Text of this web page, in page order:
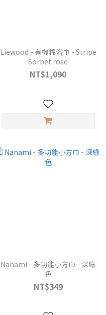
Liewood - 有機棉浴巾 - Stripe
Sorbet rose
NT$1,090
Nanami - 多功能小方巾 - 深綠
色
NT$349